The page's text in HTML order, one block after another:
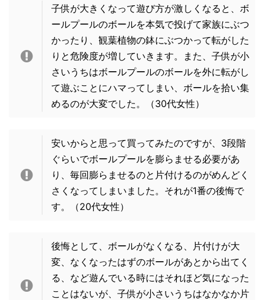
子供が大きくなって遊び方が激しくなると、ボ
ールプールのボールを本気で投げて家族にぶつ
かったり、観葉植物の鉢にぶつかって転がした
りと危険度が増していきます。また、子供が小
さいうちはボールプールのボールを外に転がし
て遊ぶことにハマってしまい、ボールを拾い集
めるのが大変でした。（30代女性）
安いからと思って買ってみたのですが、3段階
ぐらいでボールプールを膨らませる必要があ
り、毎回膨らませるのと片付けるのがめんどく
さくなってしまいました。それが1番の後悔で
す。（20代女性）
後悔として、ボールがなくなる、片付けが大
変、なくなったはずのボールがあとから出てく
る、など遊んでいる時にはそれほど気になった
ことはないが、子供が小さいうちはなかなか片